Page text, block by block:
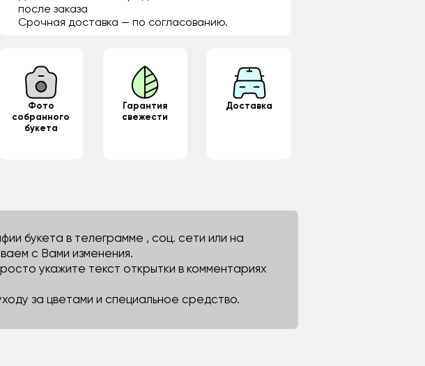
после заказа
Срочная доставка — по согласованию.
Фото
собранного
букета
Гарантия
свежести
Доставка
букета в телеграмме , соц. сети или на
с Вами изменения.
укажите текст открытки в комментариях
за цветами и специальное средство.